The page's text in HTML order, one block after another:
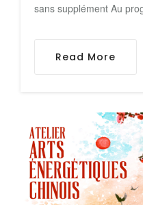
sans supplément Au
Read More